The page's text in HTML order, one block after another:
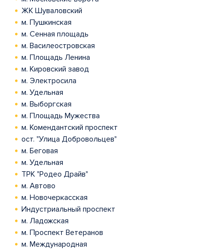
ЖК Шуваловский
м. Пушкинская
м. Сенная площадь
м. Василеостровская
м. Площадь Ленина
м. Кировский завод
м. Электросила
м. Удельная
м. Выборгская
м. Площадь Мужества
м. Комендантский проспект
ост. "Улица Добровольцев"
м. Беговая
м. Удельная
ТРК "Родео Драйв"
м. Автово
м. Новочеркасская
Индустриальный проспект
м. Ладожская
м. Проспект Ветеранов
м. Международная